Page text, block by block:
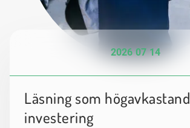
2026 07 14
Läsning som
investering